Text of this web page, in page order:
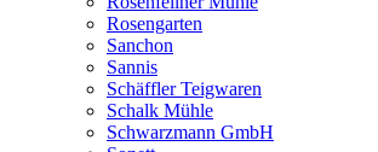
Rosengarten
Sanchon
Sannis
Schäffler Teigwaren
Schalk Mühle
Schwarzmann GmbH